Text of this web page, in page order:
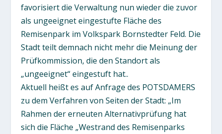
favorisiert die Verwaltung nun wieder die zuvor
als ungeeignet eingestufte Fläche des
Remisenpark im Volkspark Bornstedter Feld. Die
Stadt teilt demnach nicht mehr die Meinung der
Prüfkommission, die den Standort als
„ungeeignet“ eingestuft hat..
Aktuell heißt es auf Anfrage des POTSDAMERS
zu dem Verfahren von Seiten der Stadt: „Im
Rahmen der erneuten Alternativprüfung hat
sich die Fläche „Westrand des Remisenparks